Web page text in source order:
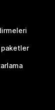
paketler